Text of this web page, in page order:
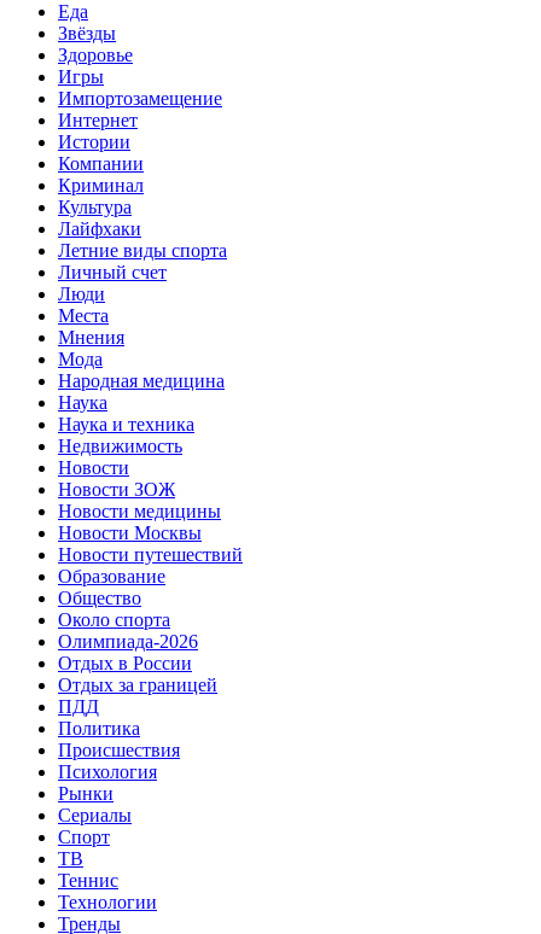
Еда
Звёзды
Здоровье
Игры
Импортозамещение
Интернет
Истории
Компании
Криминал
Культура
Лайфхаки
Летние виды спорта
Личный счет
Люди
Места
Мнения
Мода
Народная медицина
Наука
Наука и техника
Недвижимость
Новости
Новости ЗОЖ
Новости медицины
Новости Москвы
Новости путешествий
Образование
Общество
Около спорта
Олимпиада-2026
Отдых в России
Отдых за границей
ПДД
Политика
Происшествия
Психология
Рынки
Сериалы
Спорт
ТВ
Теннис
Технологии
Тренды